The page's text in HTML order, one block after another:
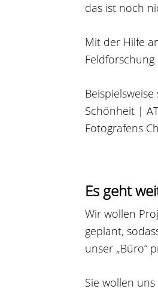
das ist noch
Mit der Hilfe
Schönheit |
Fotografens
Es geht
Wir wollen
geplant,
unser „Büro“
Sie wollen